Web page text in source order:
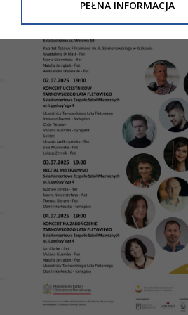
Niniejsza informacja nie wymaga
PEŁNA INFORMACJA